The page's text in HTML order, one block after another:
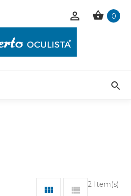
0
2 Item(s)